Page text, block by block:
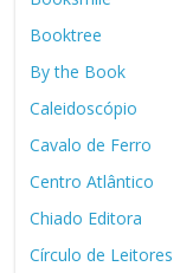
Booktree
By the Book
Caleidoscópio
Cavalo de Ferro
Centro Atlântico
Chiado Editora
Círculo de Leitores